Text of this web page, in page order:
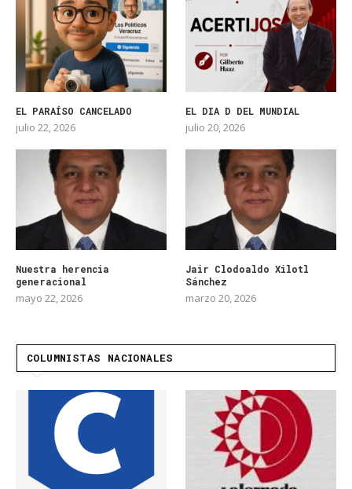
EL PARAÍSO CANCELADO
julio 22, 2026
EL DIA D DEL MUNDIAL
julio 20, 2026
Nuestra herencia
generacional
mayo 22, 2026
Jair Clodoaldo Xilotl
Sánchez
marzo 20, 2026
COLUMNISTAS NACIONALES